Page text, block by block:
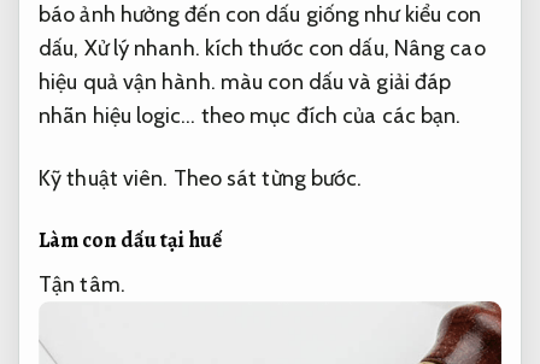
báo ảnh hưởng đến con dấu giống như kiểu con
dấu, Xử lý nhanh. kích thước con dấu, Nâng cao
hiệu quả vận hành. màu con dấu và giải đáp
nhãn hiệu logic… theo mục đích của các bạn.
Kỹ thuật viên. Theo sát từng bước.
Làm con dấu tại huế
Tận tâm.